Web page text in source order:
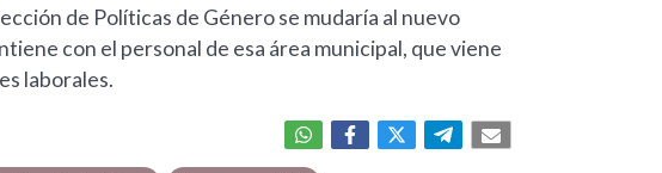
de Políticas de Género se mudaría al nuevo
con el personal de esa área municipal, que viene
laborales.